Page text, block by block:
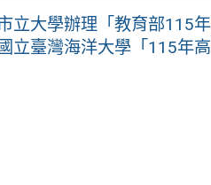
立大學辦理「教育部115
立臺灣海洋大學「115年高